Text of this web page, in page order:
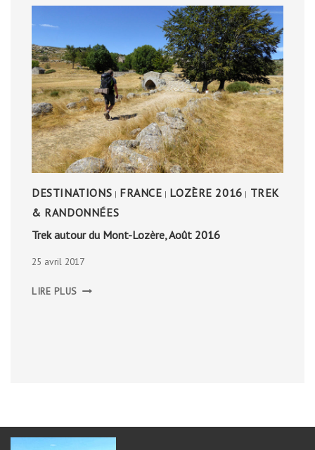
DESTINATIONS | FRANCE | LOZÈRE 2016 | TREK
& RANDONNÉES
Trek autour du Mont-Lozère, Août 2016
25 avril 2017
LIRE PLUS AUTOUR